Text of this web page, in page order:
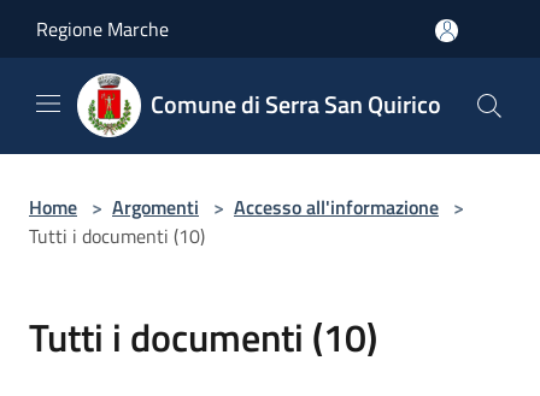
Regione Marche
Comune di Serra San Quirico
Home > Argomenti > Accesso all'informazione >
Tutti i documenti (10)
Tutti i documenti (10)